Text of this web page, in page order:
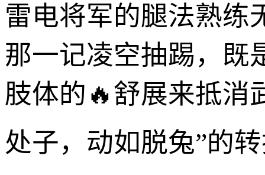
雷电将军的腿法熟
那一记凌空抽踢，既
肢体的🔥舒展来抵消
处子，动如脱兔”的